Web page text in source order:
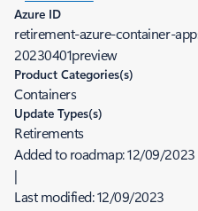
Azure ID
retirement-azure-container-
20230401preview
Product Categories(s)
Containers
Update Types(s)
Retirements
Added to roadmap:12/09/2023
|
Last modified:12/09/2023